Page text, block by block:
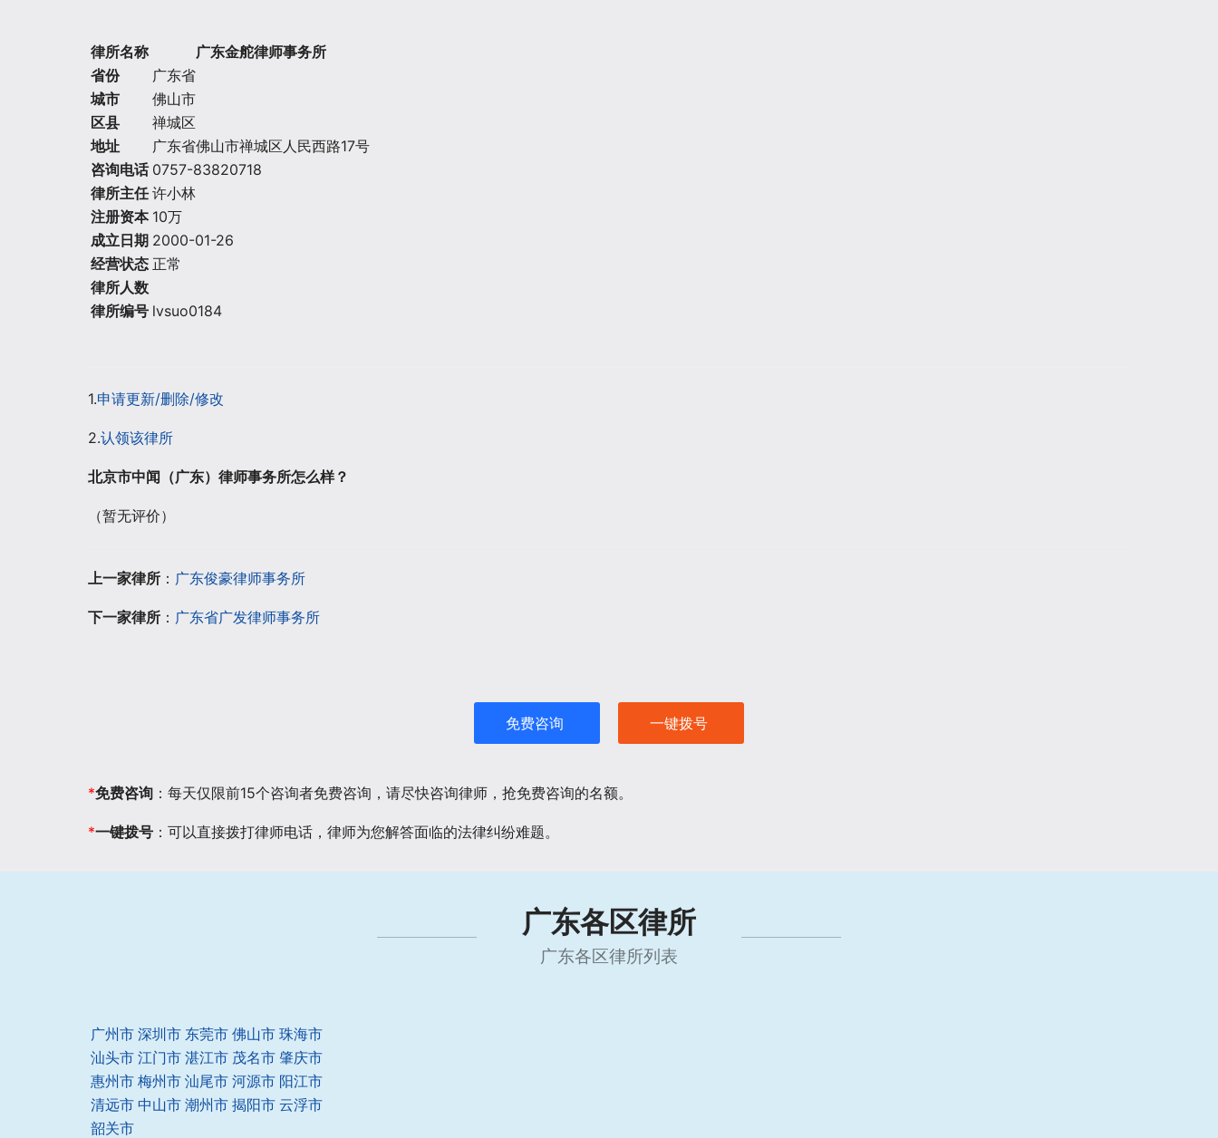
律所名称
广东金舵律师事务所
省份
广东省
城市
佛山市
区县
禅城区
地址
广东省佛山市禅城区人民西路17号
咨询电话 0757-83820718
律所主任 许小林
注册资本 10万
成立日期 2000-01-26
经营状态 正常
律所人数
律所编号 lvsuo0184
1.申请更新/删除/修改
2.认领该律所
北京市中闻（广东）律师事务所怎么样？
（暂无评价）
上一家律所 ： 广东俊豪律师事务所
下一家律所 ： 广东省广发律师事务所
免费咨询 一键拨号
*免费咨询 ：每天仅限前15个咨询者免费咨询，请尽快咨询律师，抢免费咨询的名额。
*一键拨号 ：可以直接拨打律师电话，律师为您解答面临的法律纠纷难题。
广东各区律所
广东各区律所列表
广州市 深圳市 东莞市 佛山市 珠海市
汕头市 江门市 湛江市 茂名市 肇庆市
惠州市 梅州市 汕尾市 河源市 阳江市
清远市 中山市 潮州市 揭阳市 云浮市
韶关市